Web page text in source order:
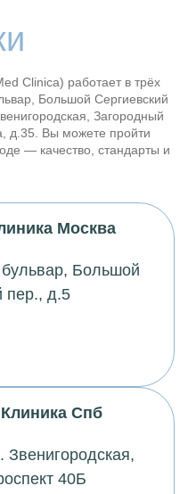
Clinica) работает в трёх
Большой Сергиевский
Загородный
д.35. Вы можете пройти
— качество, стандарты и
Москва
Большой
пер., д.5
Спб
. Звенигородская,
40Б